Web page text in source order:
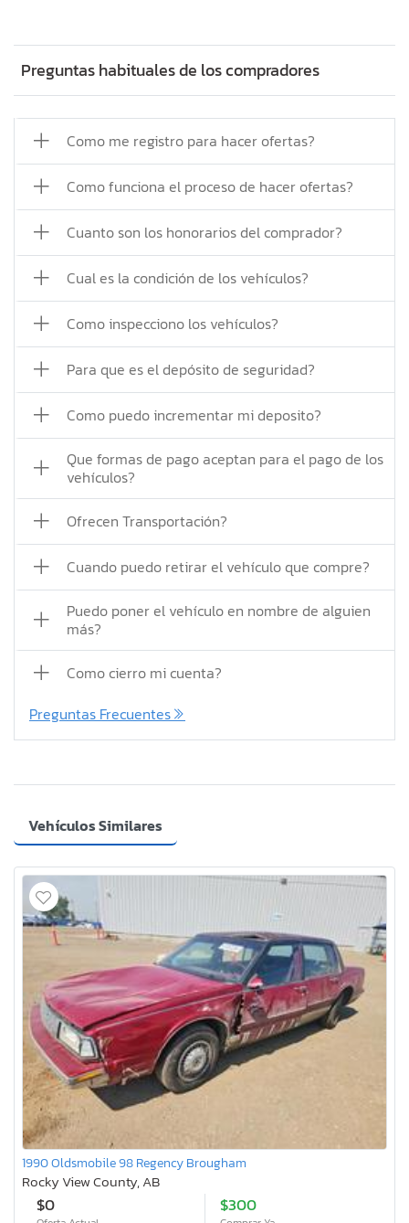
Preguntas habituales de los compradores
Como me registro para hacer ofertas?
Como funciona el proceso de hacer ofertas?
Cuanto son los honorarios del comprador?
Cual es la condición de los vehículos?
Como inspecciono los vehículos?
Para que es el depósito de seguridad?
Como puedo incrementar mi deposito?
Que formas de pago aceptan para el pago de los
vehículos?
Ofrecen Transportación?
Cuando puedo retirar el vehículo que compre?
Puedo poner el vehículo en nombre de alguien
más?
Como cierro mi cuenta?
Preguntas Frecuentes
Vehículos Similares
1990 Oldsmobile 98 Regency Brougham
Rocky View County, AB
$0 $300